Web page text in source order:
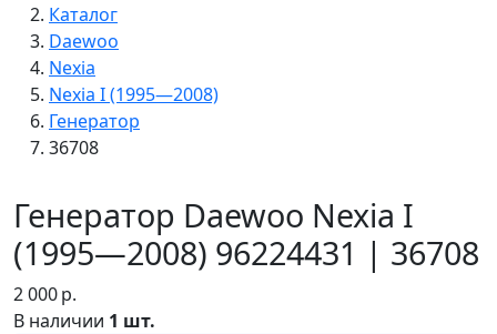
Каталог
Daewoo
Nexia
Nexia I (1995—2008)
Генератор
36708
Генератор Daewoo Nexia I
(1995—2008) 96224431 | 36708
2 000р.
В наличии 1 шт.